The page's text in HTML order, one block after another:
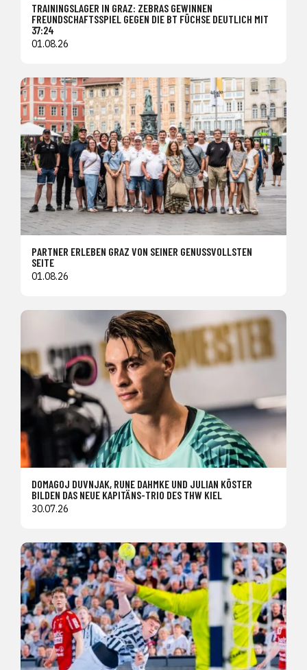
TRAININGSLAGER IN GRAZ: ZEBRAS GEWINNEN
FREUNDSCHAFTSSPIEL GEGEN DIE BT FÜCHSE DEUTLICH MIT
37:24
01.08.26
PARTNER ERLEBEN GRAZ VON SEINER GENUSSVOLLSTEN
SEITE
01.08.26
DOMAGOJ DUVNJAK, RUNE DAHMKE UND JULIAN KÖSTER
BILDEN DAS NEUE KAPITÄNS-TRIO DES THW KIEL
30.07.26